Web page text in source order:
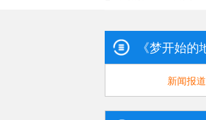
《梦开始的
新闻报道